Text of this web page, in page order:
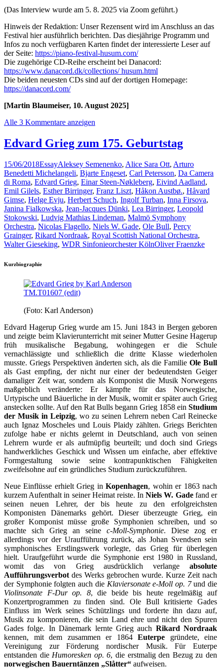
(Das Interview wurde am 5. 8. 2025 via Zoom geführt.)
Hinweis der Redaktion: Unser Rezensent wird im Anschluss an das
Festival hier ausführlich berichten. Das diesjährige Programm und
Infos zu noch verfügbaren Karten findet der interessierte Leser auf
der Seite: https://piano-festival-husum.com/
Die zugehörige CD-Reihe erscheint bei Danacord:
https://www.danacord.dk/collections/ husum.html
Die beiden neuesten CDs sind auf der dortigen Homepage:
https://danacord.com/
[Martin Blaumeiser, 10. August 2025]
Alle 3 Kommentare anzeigen
Edvard Grieg zum 175. Geburtstag
15/06/2018EssayAleksey Semenenko, Alice Sara Ott, Arturo
Benedetti Michelangeli, Bjarte Engeset, Carl Petersson, Da Camera
di Roma, Edvard Grieg, Einar Steen-Nøkleberg, Eivind Aadland,
Emil Gilels, Esther Birringer, Franz Liszt, Håkon Austbø., Håvard
Gimse, Helge Evju, Herbert Schuch, Ingolf Turban, Inna Firsova,
Janina Fialkowska, Jean-Jacques Dünki, Lea Birringer, Leopold
Stokowski, Ludvig Mathias Lindeman, Malmö Symphony
Orchestra, Nicolas Flagello, Niels W. Gade, Ole Bull, Percy
Grainger, Rikard Nordraak, Royal Scottish National Orchestra,
Walter Gieseking, WDR Sinfonieorchester KölnOliver Fraenzke
Kurzbiographie
(Foto: Karl Anderson)
Edvard Hagerup Grieg wurde am 15. Juni 1843 in Bergen geboren
und zeigte beim Klavierunterricht mit seiner Mutter Gesine Hagerup
früh musikalische Begabung, wohingegen er die Schule
vernachlässigte und schließlich die dritte Klasse wiederholen
musste. Griegs Perspektiven änderten sich, als die Familie Ole Bull
als Gast empfing, der nicht nur einer der bedeutendsten Geiger
damaliger Zeit war, sondern als Komponist die Musik Norwegens
maßgeblich veränderte: Er kämpfte für das Norwegische,
Urtypische und Bäuerliche in der Musik, womit er später auch Grieg
anstecken sollte. Auf den Rat Bulls begann Grieg 1858 ein Studium
der Musik in Leipzig, wo zu seinen Lehrern neben Carl Reinecke
auch Ignaz Moscheles und Louis Plaidy zählten. Griegs Berichten
zufolge habe er nichts gelernt in Deutschland, auch von seinen
Lehrern wurde er als aufmüpfig beurteilt; und doch sind Griegs
handwerkliches Geschick und Wissen um einfache, aber effektive
Formgestaltung sowie seine kontrapunktischen Fähigkeiten
zweifelsohne auf ein gründliches Studium zurückzuführen.
Neue Einflüsse erhielt Grieg inKopenhagen, wohin er 1863 nach
kurzem Aufenthalt in seiner Heimat reiste. InNiels W. Gadefand er
seinen neuen Lehrer, der bis heute zu den erfolgreichsten
Komponisten Dänemarks gehört. Dieser überzeugte Grieg, ein
großer Komponist müsse große Symphonien schreiben, und so
machte sich Grieg an seine c-Moll-Symphonie. Diese zog er
allerdings vor der Uraufführung zurück, als Johan Svendsen sein
symphonisches Erstlingswerk vorlegte, das Grieg für überlegen
hielt. Uraufgeführt wurde die Symphonie erst 1980 in Russland,
womit das von Grieg ausdrücklich verlange absolute
Aufführungsverbot des Werks gebrochen wurde. Kurze Zeit nach
der Symphonie folgten auch die Klaviersonate e-Moll op. 7und die
Violinsonate F-Dur op. 8, die beide bis heute regelmäßig auf
Konzertprogrammen zu finden sind. Ole Bull kritisierte Gades
Einfluss im Werk seines Schützlings und forderte ihn dazu auf,
Musik zu komponieren, die sein Land ehre und nicht den Spuren
Gades folge. In Dänemark lernte Grieg auch Rikard Nordraak
kennen, mit dem zusammen er 1864 Euterpe gründete, eine
Vereinigung zur Förderung nordischer Musik. Für Euterpe
entstanden die Humoresken op. 6, die erstmalig den Bezug zu den
norwegischen Bauerntänzen „Slåtter“ aufweisen.